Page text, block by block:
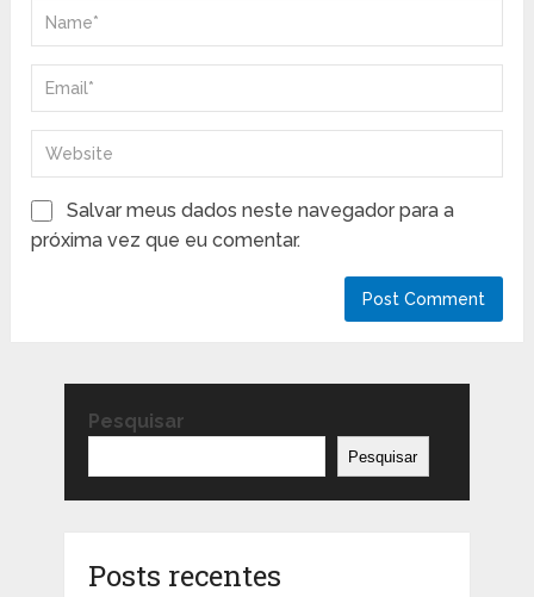
Salvar meus dados neste navegador para a
próxima vez que eu comentar.
Pesquisar
Pesquisar
Posts recentes